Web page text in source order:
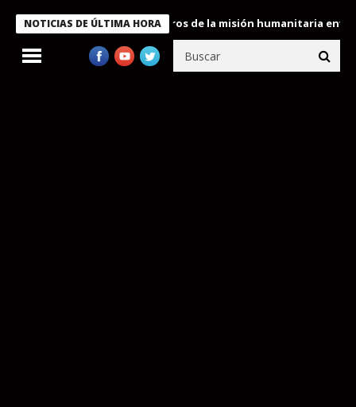
NOTICIAS DE ÚLTIMA HORA
condecora a miembros de la misión humanitaria enviada a